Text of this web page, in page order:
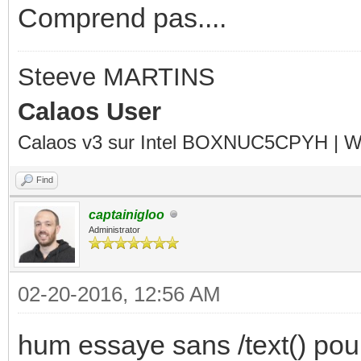
Comprend pas....
Steeve MARTINS
Calaos User
Calaos v3 sur Intel BOXNUC5CPYH |
Find
captainigloo
Administrator
02-20-2016, 12:56 AM
hum essaye sans /text()